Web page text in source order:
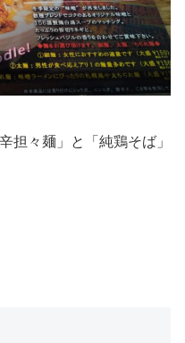
担々麺」と「純鶏そば」